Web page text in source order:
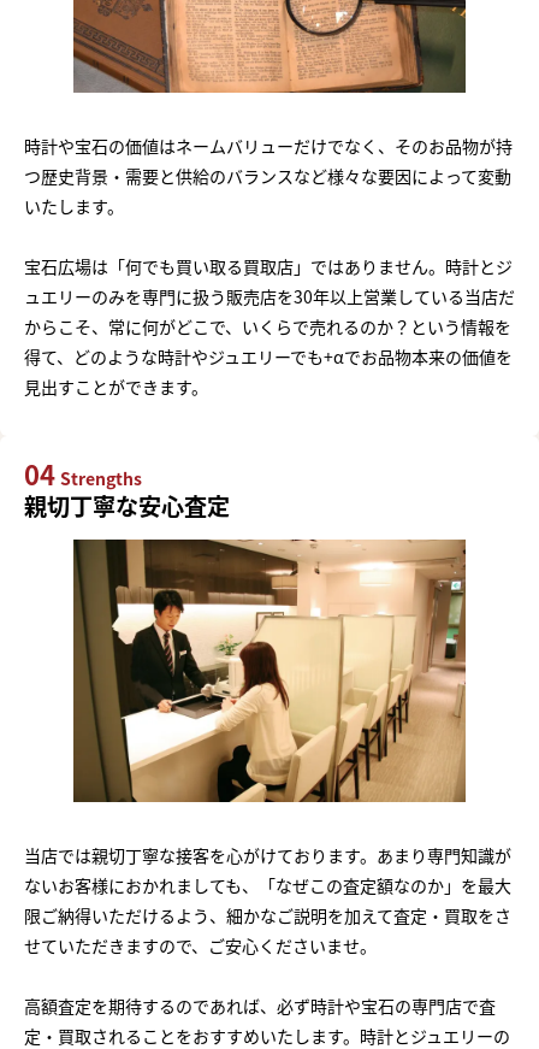
時計や宝石の価値はネームバリューだけでなく、そのお品物が持
つ歴史背景・需要と供給のバランスなど様々な要因によって変動
いたします。
宝石広場は「何でも買い取る買取店」ではありません。時計とジ
ュエリーのみを専門に扱う販売店を30年以上営業している当店だ
からこそ、常に何がどこで、いくらで売れるのか？という情報を
得て、どのような時計やジュエリーでも+αでお品物本来の価値を
見出すことができます。
04 Strengths
親切丁寧な安心査定
当店では親切丁寧な接客を心がけております。あまり専門知識が
ないお客様におかれましても、「なぜこの査定額なのか」を最大
限ご納得いただけるよう、細かなご説明を加えて査定・買取をさ
せていただきますので、ご安心くださいませ。
高額査定を期待するのであれば、必ず時計や宝石の専門店で査
定・買取されることをおすすめいたします。時計とジュエリーの